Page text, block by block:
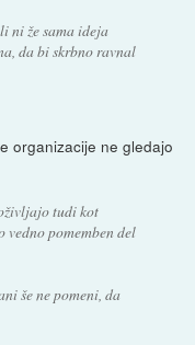
ni že sama ideja
da bi skrbno ravnal
organizacije ne gledajo
tudi kot
pomemben del
še ne pomeni, da